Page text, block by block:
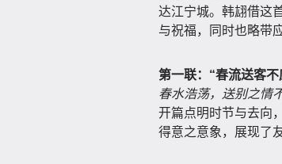
达江宁城。韩翃借这
与祝福，同时也略带
第一联：“春流送客
春水浩荡，送别之情
开篇点明时节与去向
得意之意象，展现了